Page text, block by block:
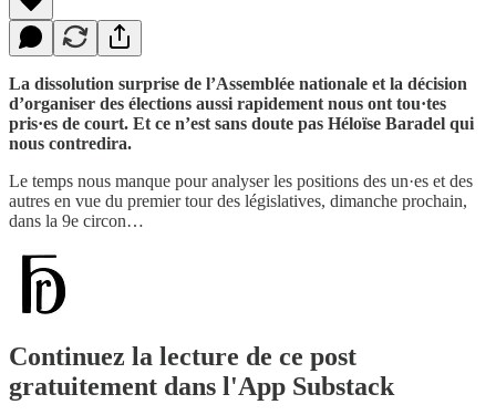
La dissolution surprise de l’Assemblée nationale et la décision
d’organiser des élections aussi rapidement nous ont tou·tes
pris·es de court. Et ce n’est sans doute pas Héloïse Baradel qui
nous contredira.
Le temps nous manque pour analyser les positions des un·es et des
autres en vue du premier tour des législatives, dimanche prochain,
dans la 9e circon…
Continuez la lecture de ce post
gratuitement dans l'App Substack